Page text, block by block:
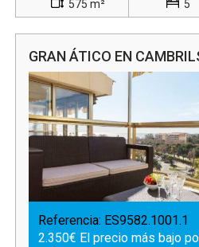
575 m² 5
GRAN ÁTICO EN
Referencia: ES9582.1001.1
2.350€ El precio más bajo